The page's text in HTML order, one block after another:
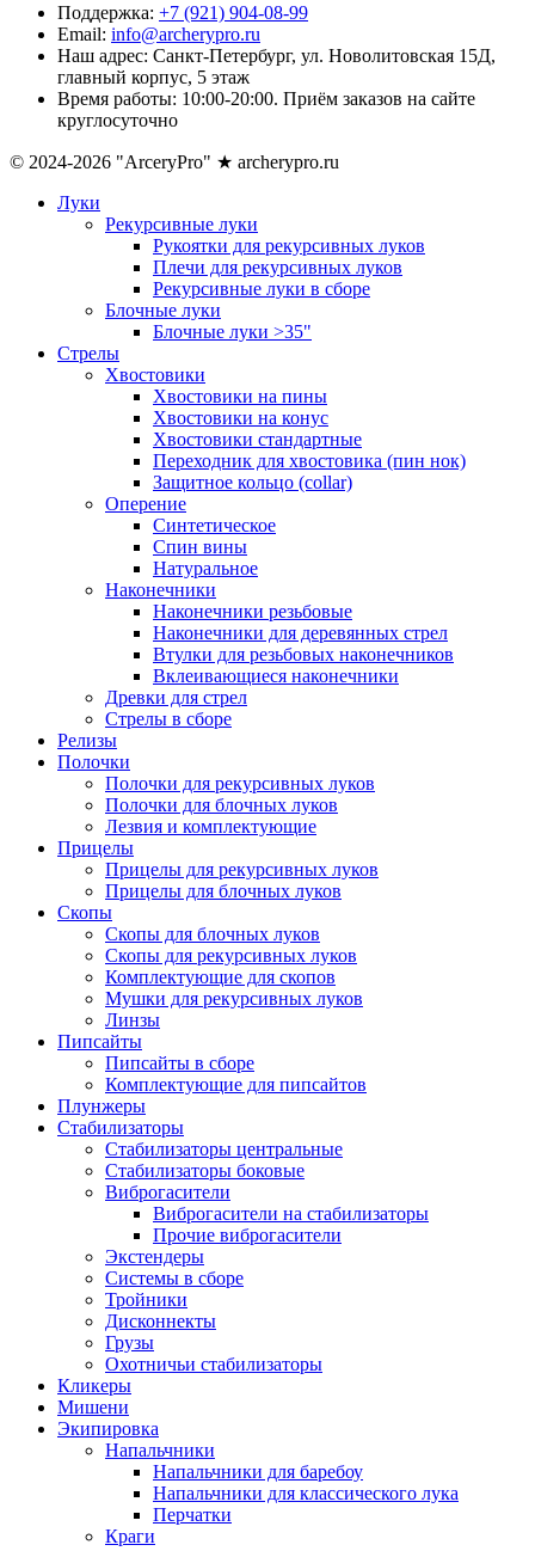
Поддержка: +7 (921) 904-08-99
Email: info@archerypro.ru
Наш адрес: Санкт-Петербург, ул. Новолитовская 15Д,
главный корпус, 5 этаж
Время работы: 10:00-20:00. Приём заказов на сайте
круглосуточно
© 2024-2026 "ArceryPro" ★ archerypro.ru
Луки
Рекурсивные луки
Рукоятки для рекурсивных луков
Плечи для рекурсивных луков
Рекурсивные луки в сборе
Блочные луки
Блочные луки >35"
Стрелы
Хвостовики
Хвостовики на пины
Хвостовики на конус
Хвостовики стандартные
Переходник для хвостовика (пин нок)
Защитное кольцо (collar)
Оперение
Синтетическое
Спин вины
Натуральное
Наконечники
Наконечники резьбовые
Наконечники для деревянных стрел
Втулки для резьбовых наконечников
Вклеивающиеся наконечники
Древки для стрел
Стрелы в сборе
Релизы
Полочки
Полочки для рекурсивных луков
Полочки для блочных луков
Лезвия и комплектующие
Прицелы
Прицелы для рекурсивных луков
Прицелы для блочных луков
Скопы
Скопы для блочных луков
Скопы для рекурсивных луков
Комплектующие для скопов
Мушки для рекурсивных луков
Линзы
Пипсайты
Пипсайты в сборе
Комплектующие для пипсайтов
Плунжеры
Стабилизаторы
Стабилизаторы центральные
Стабилизаторы боковые
Виброгасители
Виброгасители на стабилизаторы
Прочие виброгасители
Экстендеры
Системы в сборе
Тройники
Дисконнекты
Грузы
Охотничьи стабилизаторы
Кликеры
Мишени
Экипировка
Напальчники
Напальчники для баребоу
Напальчники для классического лука
Перчатки
Краги